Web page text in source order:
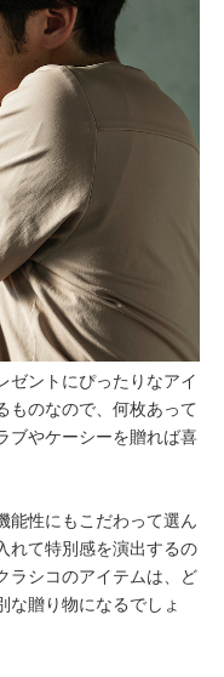
ゼントにぴったりなアイ
ものなので、何枚あって
ブやケーシーを贈れば喜
能性にもこだわって選ん
れて特別感を演出するの
ラシコのアイテムは、ど
な贈り物になるでしょ